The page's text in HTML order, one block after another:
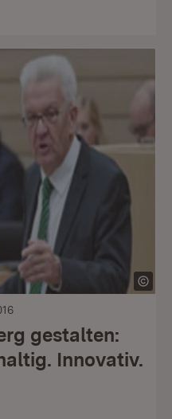
gestalten:
Innovativ.